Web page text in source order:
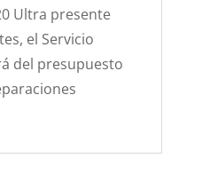
Ultra presente
el Servicio
del presupuesto